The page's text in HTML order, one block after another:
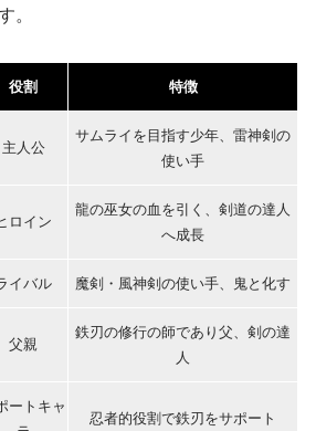
。
役割 特徴
主人公
サムライを目指す少年、雷神剣の
使い手
ロイン
龍の巫女の血を引く、剣道の達人
へ成長
イバル 魔剣・風神剣の使い手、鬼と化す
父親
鉄刃の修行の師であり父、剣の達
人
ートキャ
忍者的役割で鉄刃をサポート